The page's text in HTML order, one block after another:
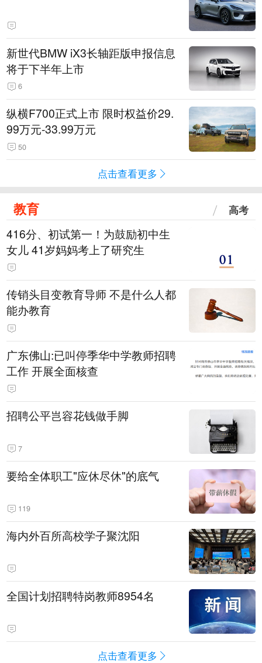
新世代BMW iX3长轴距版申报信息
将于下半年上市
6
纵横F700正式上市 限时权益价29.
99万元-33.99万元
50
点击查看更多
教育 高考
416分、初试第一！为鼓励初中生
女儿 41岁妈妈考上了研究生
传销头目变教育导师 不是什么人都
能办教育
广东佛山:已叫停季华中学教师招聘
工作 开展全面核查
招聘公平岂容花钱做手脚
7
要给全体职工"应休尽休"的底气
119
海内外百所高校学子聚沈阳
全国计划招聘特岗教师8954名
点击查看更多